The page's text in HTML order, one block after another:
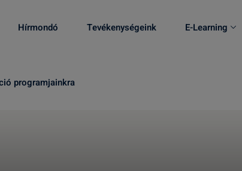
Hírmondó Tevékenységeink E-Learning
programjainkra